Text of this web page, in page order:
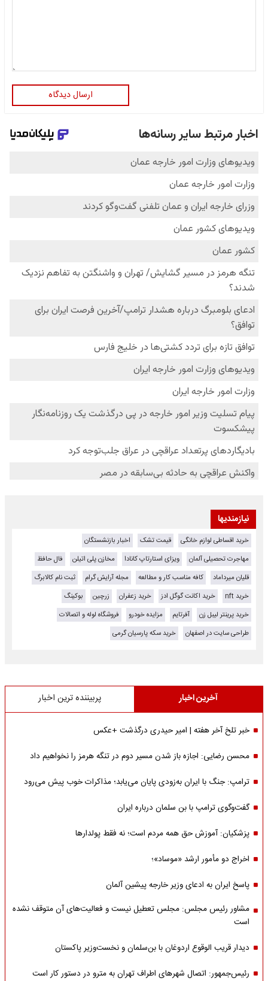
ارسال دیدگاه
نیازمندیها
خرید اقساطی لوازم خانگی قیمت تشک
اخبار بازنشستگان
مهاجرت تحصیلی آلمان
ویزای استارتاپ کانادا مخازن پلی اتیلن
فال حافظ
قلیان میرداماد
کافه مناسب کار و مطالعه مجله آرایش گرام
ثبت نام کالابرگ
خرید nft
خرید اکانت گوگل ادز خرید زعفران زرچین
بوکینگ
خرید پرینتر لیبل زن
آفرتایم مزایده خودرو
فروشگاه لوله و اتصالات
طراحی سایت در اصفهان
خرید سکه پارسیان گرمی
آخرین اخبار پربیننده ترین اخبار
خبر تلخ آخر هفته | امیر حیدری درگذشت +عکس
محسن رضایی: اجازه باز شدن مسیر دوم در تنگه هرمز را نخواهیم داد
ترامپ: جنگ با ایران به‌زودی پایان می‌یابد؛ مذاکرات خوب پیش می‌رود
گفت‌وگوی ترامپ با بن سلمان درباره ایران
پزشکیان: آموزش حق همه مردم است؛ نه فقط پولدارها
اخراج دو مأمور ارشد «موساد»؛
پاسخ ایران به ادعای وزیر خارجه پیشین آلمان
مشاور رئیس مجلس: مجلس تعطیل نیست و فعالیت‌های آن متوقف نشده
است
دیدار قریب الوقوع اردوغان با بن‌سلمان و نخست‌وزیر پاکستان
رئیس‌جمهور: اتصال شهرهای اطراف تهران به مترو در دستور کار است